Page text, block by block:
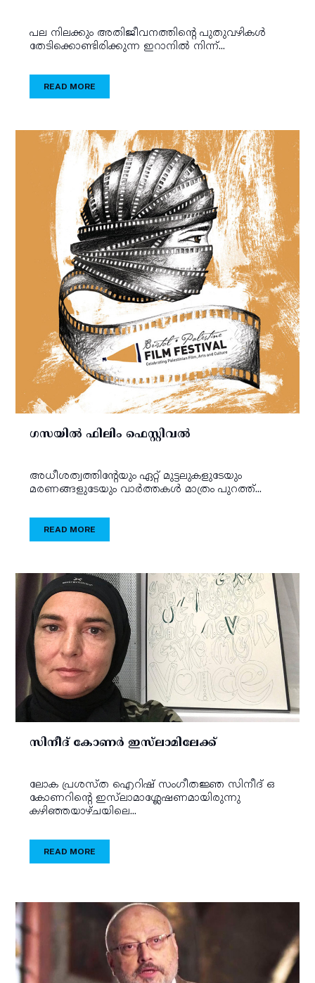
പല നിലക്കും അതിജീവനത്തിന്റെ പുതുവഴികള്‍
തേടിക്കൊണ്ടിരിക്കുന്ന ഇറാനില്‍ നിന്ന്...
READ MORE
ഗസയില്‍ ഫിലിം ഫെസ്റ്റിവല്‍
അധീശത്വത്തിന്റേയും ഏറ്റ് മുട്ടലുകളുടേയും
മരണങ്ങളുടേയും വാര്‍ത്തകള്‍ മാത്രം പുറത്ത്...
READ MORE
സിനീദ് കോണര്‍ ഇസ്‌ലാമിലേക്ക്
ലോക പ്രശസ്ത ഐറിഷ് സംഗീതജ്ഞ സിനീദ് ഒ
കോണറിന്റെ ഇസ്‌ലാമാശ്ലേഷണമായിരുന്നു
കഴിഞ്ഞയാഴ്ചയിലെ...
READ MORE